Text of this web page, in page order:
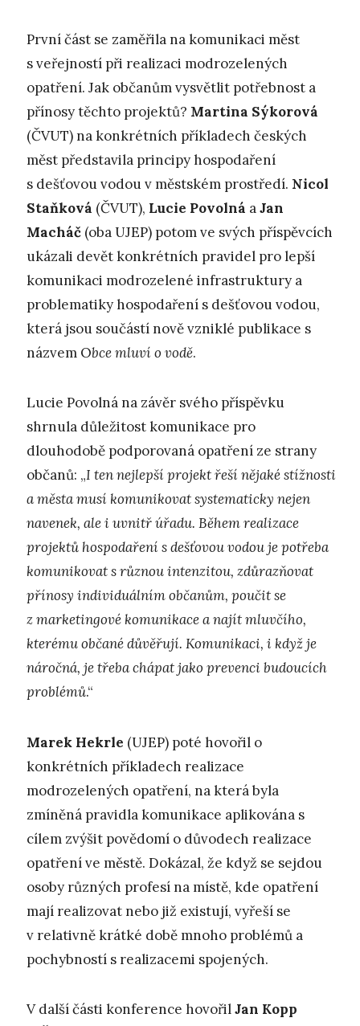
První část se zaměřila na komunikaci měst
s veřejností při realizaci modrozelených
opatření. Jak občanům vysvětlit potřebnost a
přínosy těchto projektů? Martina Sýkorová
(ČVUT) na konkrétních příkladech českých
měst představila principy hospodaření
s dešťovou vodou v městském prostředí. Nicol
Staňková (ČVUT), Lucie Povolná aJan
Macháč (oba UJEP) potom ve svých příspěvcích
ukázali devět konkrétních pravidel pro lepší
komunikaci modrozelené infrastruktury a
problematiky hospodaření s dešťovou vodou,
která jsou součástí nově vzniklé publikace s
názvem Obce mluví o vodě.
Lucie Povolná na závěr svého příspěvku
shrnula důležitost komunikace pro
dlouhodobě podporovaná opatření ze strany
občanů: „I ten nejlepší projekt řeší nějaké stížnosti
a města musí komunikovat systematicky nejen
navenek, ale i uvnitř úřadu. Během realizace
projektů hospodaření s dešťovou vodou je potřeba
komunikovat s různou intenzitou, zdůrazňovat
přínosy individuálním občanům, poučit se
z marketingové komunikace a najít mluvčího,
kterému občané důvěřují. Komunikaci, i když je
náročná, je třeba chápat jako prevenci budoucích
problémů.“
Marek Hekrle (UJEP) poté hovořil o
konkrétních příkladech realizace
modrozelených opatření, na která byla
zmíněná pravidla komunikace aplikována s
cílem zvýšit povědomí o důvodech realizace
opatření ve městě. Dokázal, že když se sejdou
osoby různých profesí na místě, kde opatření
mají realizovat nebo již existují, vyřeší se
v relativně krátké době mnoho problémů a
pochybností s realizacemi spojených.
V další části konference hovořilJan Kopp